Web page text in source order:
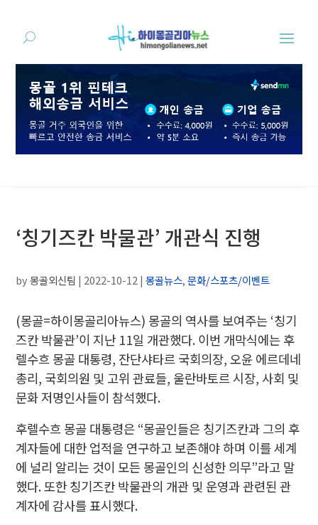
‘칭기즈칸 박물관’ 개관식 진행
by몽골외신팀 | 2022-10-12 |몽골뉴스,문화/스포츠/이벤트
(몽골=하이몽골리아뉴스) 몽골의 역사를 보여주는 ‘칭기
즈칸 박물관’이 지난 11일 개관했다. 이번 개막식에는 후
렐수흐 몽골 대통령, 잔단샤타르 국회의장, 오윤 에르데네
총리, 국회의원 및 고위 관료들, 울란바토르 시장, 사회 및
문화 저명인사들이 참석했다.
후렐수흐 몽골 대통령은 “몽골인들은 칭기즈칸과 그의 후
계자들에 대한 업적을 연구하고 보존해야 하며 이를 세계
에 널리 알리는 것이 모든 몽골인의 신성한 의무”라고 말
했다. 또한 칭기즈칸 박물관의 개관 및 운영과 관련된 관
계자에 감사를 표시했다.